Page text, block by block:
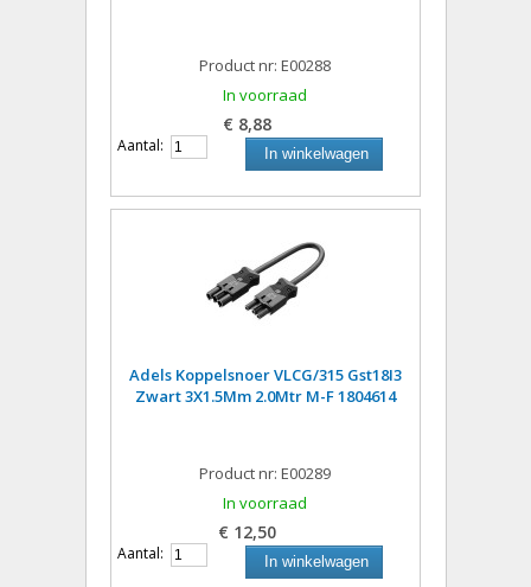
Product nr: E00288
In voorraad
€ 8,88
Aantal: In winkelwagen
Adels Koppelsnoer VLCG/315 Gst18I3
Zwart 3X1.5Mm 2.0Mtr M-F 1804614
Product nr: E00289
In voorraad
€ 12,50
Aantal: In winkelwagen